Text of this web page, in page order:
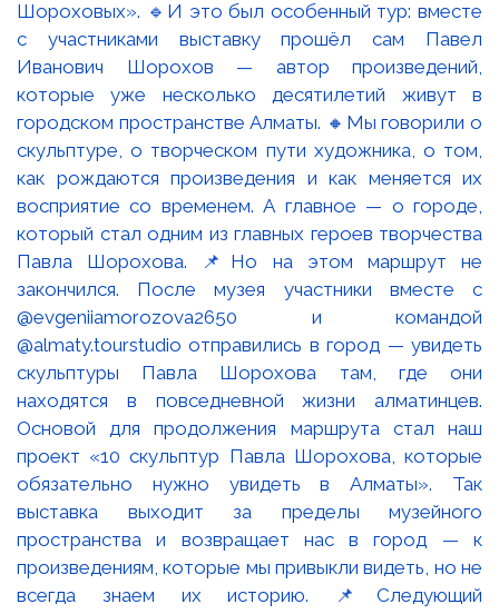
Шороховых». 🔹И это был особенный тур: вместе
с участниками выставку прошёл сам Павел
Иванович Шорохов — автор произведений,
которые уже несколько десятилетий живут в
городском пространстве Алматы. 🔸Мы говорили о
скульптуре, о творческом пути художника, о том,
как рождаются произведения и как меняется их
восприятие со временем. А главное — о городе,
который стал одним из главных героев творчества
Павла Шорохова. 📌Но на этом маршрут не
закончился. После музея участники вместе с
@evgeniiamorozova2650 и командой
@almaty.tourstudio отправились в город — увидеть
скульптуры Павла Шорохова там, где они
находятся в повседневной жизни алматинцев.
Основой для продолжения маршрута стал наш
проект «10 скульптур Павла Шорохова, которые
обязательно нужно увидеть в Алматы». Так
выставка выходит за пределы музейного
пространства и возвращает нас в город — к
произведениям, которые мы привыкли видеть, но не
всегда знаем их историю. 📌Следующий